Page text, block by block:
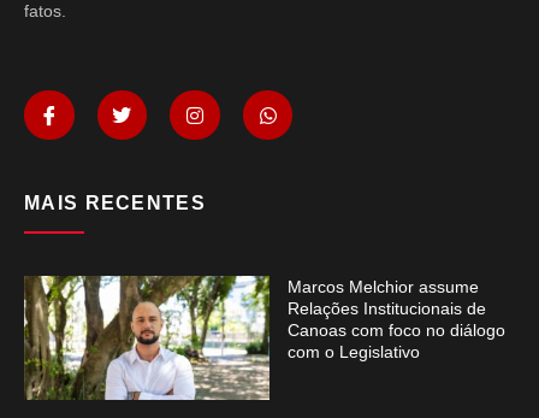
fatos.
MAIS RECENTES
Marcos Melchior assume
Relações Institucionais de
Canoas com foco no diálogo
com o Legislativo